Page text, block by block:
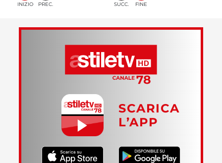
INIZIO PREC. SUCC. FINE
SCARICA
L’APP